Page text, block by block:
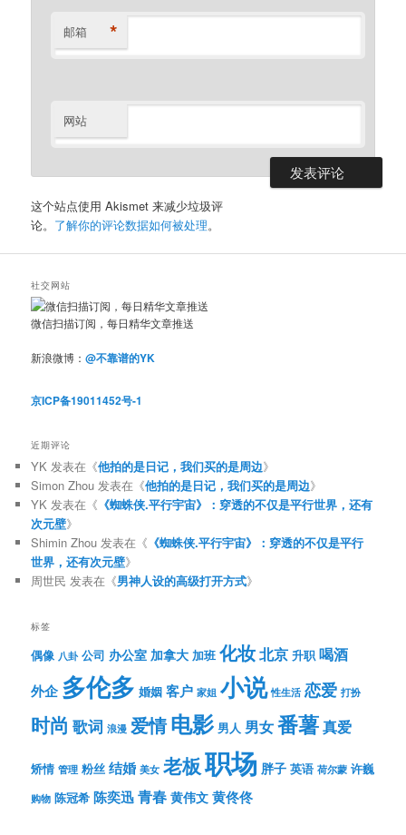
邮箱 *
网站
这个站点使用 Akismet 来减少垃圾评
论。 了解你的评论数据如何被处理。
社交网站
微信扫描订阅，每日精华文章推送
新浪微博：@不靠谱的YK
京ICP备19011452号-1
近期评论
YK 发表在《他拍的是日记，我们买的是周边》
Simon Zhou 发表在《他拍的是日记，我们买的是周边》
YK 发表在《 《蜘蛛侠.平行宇宙》：穿透的不仅是平行世界，还有
次元壁》
Shimin Zhou 发表在《 《蜘蛛侠.平行宇宙》：穿透的不仅是平行
世界，还有次元壁》
周世民 发表在《男神人设的高级打开方式》
标签
偶像 八卦 公司 办公室 加拿大 加班 化妆北京 升职 喝酒
外企 多伦多 婚姻 客户 家姐 小说 性生活 恋爱 打扮
时尚 歌词 浪漫 爱情电影 男人 男女番薯真爱
矫情 管理 粉丝 结婚 美女 老板职场 胖子 英语 荷尔蒙 许巍
购物 陈冠希 陈奕迅 青春 黄伟文 黄佟佟